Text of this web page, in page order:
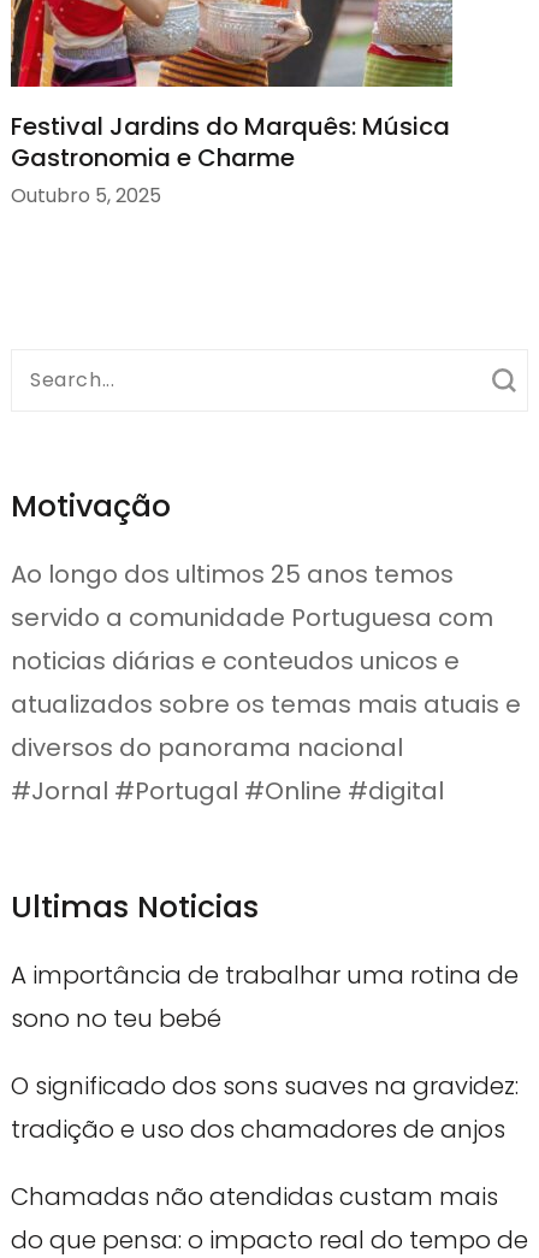
Festival Jardins do Marquês: Música
Gastronomia e Charme
Outubro 5, 2025
Search
Motivação
Ao longo dos ultimos 25 anos temos
servido a comunidade Portuguesa com
noticias diárias e conteudos unicos e
atualizados sobre os temas mais atuais e
diversos do panorama nacional
#Jornal #Portugal #Online #digital
Ultimas Noticias
A importância de trabalhar uma rotina de
sono no teu bebé
O significado dos sons suaves na gravidez:
tradição e uso dos chamadores de anjos
Chamadas não atendidas custam mais
do que pensa: o impacto real do tempo de